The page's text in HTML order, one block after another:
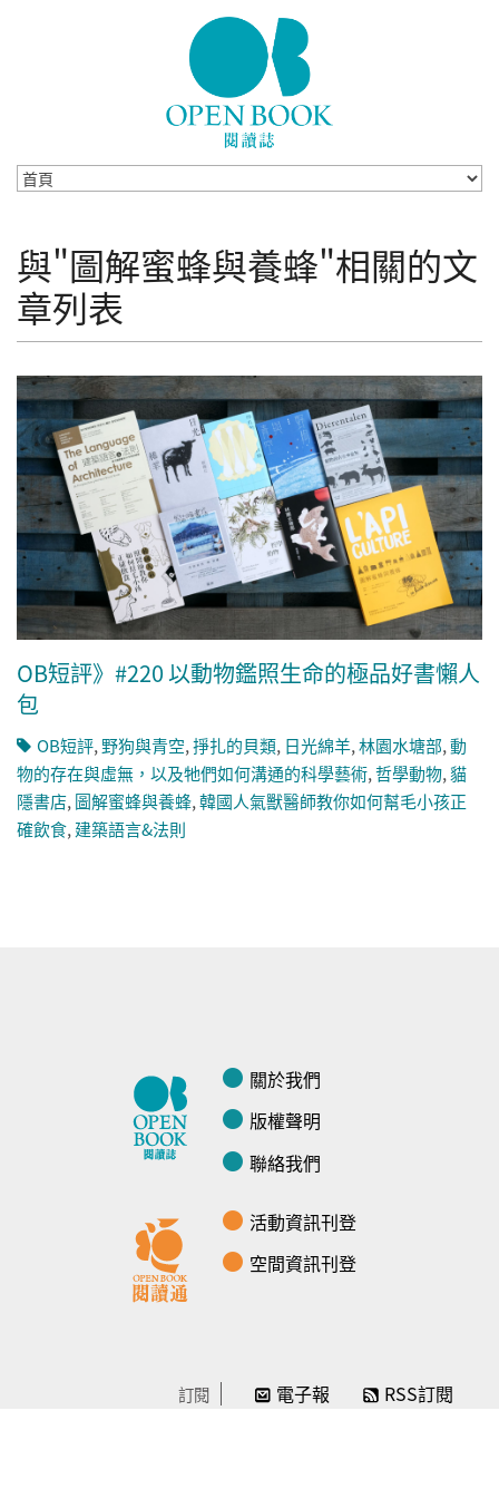
與"圖解蜜蜂與養蜂"相關的文
章列表
OB短評》#220 以動物鑑照生命的極品好書懶人
包
OB短評,野狗與青空,掙扎的貝類, 日光綿羊,林園水塘部,動
物的存在與虛無，以及牠們如何溝通的科學藝術,哲學動物,貓
隱書店,圖解蜜蜂與養蜂,韓國人氣獸醫師教你如何幫毛小孩正
確飲食,建築語言&法則
關於我們
版權聲明
聯絡我們
活動資訊刊登
空間資訊刊登
訂閱 電子報 RSS訂閱